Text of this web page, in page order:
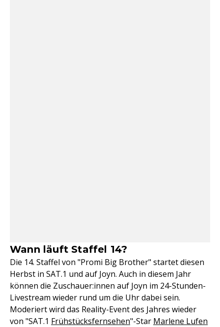
Wann läuft Staffel 14?
Die 14. Staffel von "Promi Big Brother" startet diesen
Herbst in SAT.1 und auf Joyn. Auch in diesem Jahr
können die Zuschauer:innen auf Joyn im 24-Stunden-
Livestream wieder rund um die Uhr dabei sein.
Moderiert wird das Reality-Event des Jahres wieder
von "SAT.1 Frühstücksfernsehen"-Star Marlene Lufen